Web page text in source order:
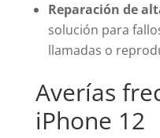
Reparación de
solución para
llamadas o
Averías
iPhone 12